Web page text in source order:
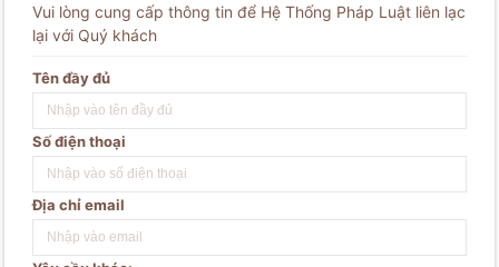
Vui lòng cung cấp thông tin để Hệ Thống Pháp Luật liên lạc
lại với Quý khách
Tên đầy đủ
Số điện thoại
Địa chỉ email